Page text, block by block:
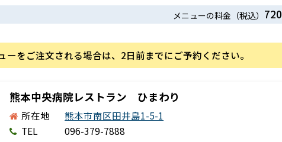
メニューの料金（税込） 720
ーをご注文される場合は、2日前までにご予約ください。
熊本中央病院レストラン ひまわり
所在地
熊本市南区田井島1-5-1
TEL
096-379-7888